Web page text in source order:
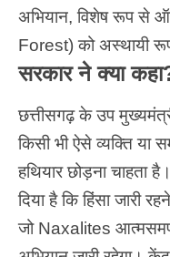
अभियान, विशेष रूप से
Forest) को अस्थायी
सरकार ने क्या
छत्तीसगढ़ के उप
किसी भी ऐसे व्यक्ति या
हथियार छोड़ना चाहता
दिया है कि हिंसा जारी
जो Naxalites